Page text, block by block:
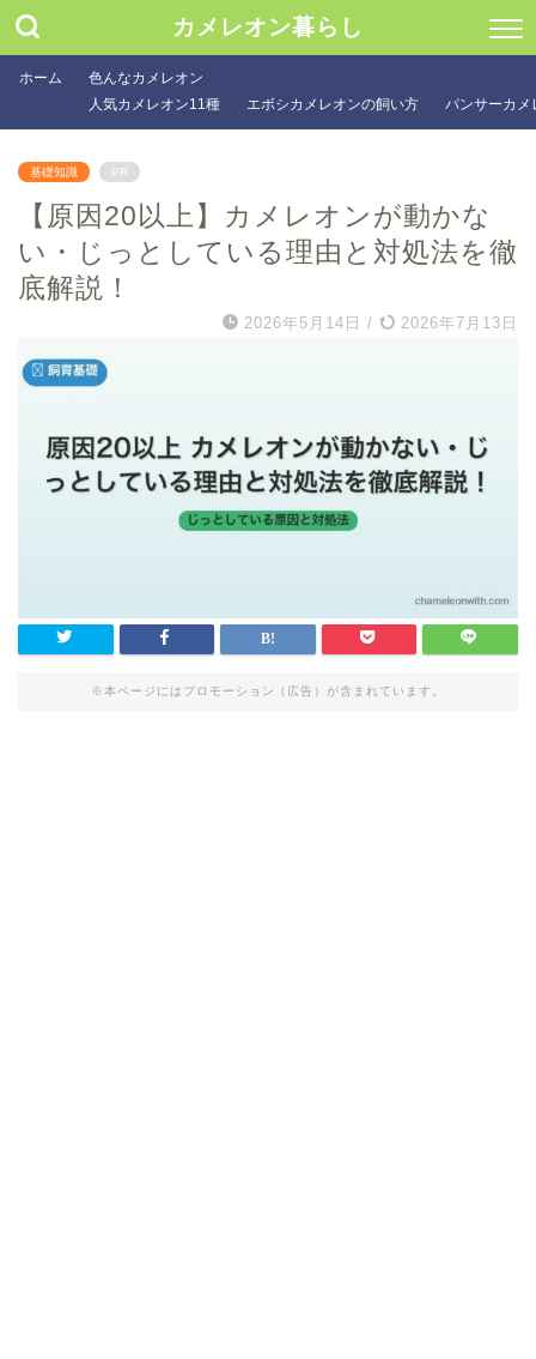
カメレオン暮らし
ホーム
色んなカメレオン
人気カメレオン11種
エボシカメレオンの飼い方 パンサーカメ
基礎知識 PR
【原因20以上】カメレオンが動かな
い・じっとしている理由と対処法を徹
底解説！
2026年5月14日 / 2026年7月13日
※本ページにはプロモーション（広告）が含まれています。